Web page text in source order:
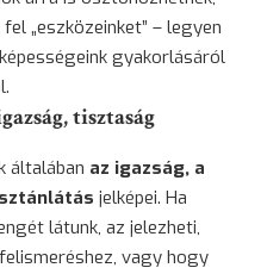
„eszközeinket” – legyen
gyakorlásáról
tisztaság
általában az igazság, a
jelképei. Ha
látunk, az jelezheti,
vagy hogy